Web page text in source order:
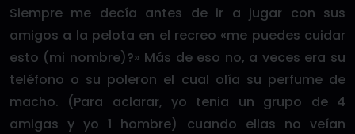
Siempre me decía antes de ir a jugar con sus
amigos a la pelota en el recreo «me puedes cuidar
esto (mi nombre)?» Más de eso no, a veces era su
teléfono o su poleron el cual olía su perfume de
macho. (Para aclarar, yo tenia un grupo de 4
amigas y yo 1 hombre) cuando ellas no veían